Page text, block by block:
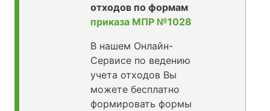
отходов по формам
приказа МПР №1028
В нашем Онлайн-
Сервисе по ведению
учета отходов Вы
можете бесплатно
формировать формы